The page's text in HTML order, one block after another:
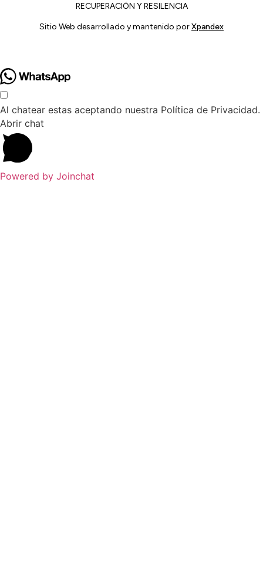
RECUPERACIÓN Y RESILENCIA
Sitio Web desarrollado y mantenido porXpandex
Al chatear estas aceptando nuestra Política de Privacidad.
Abrir chat
Powered by Joinchat